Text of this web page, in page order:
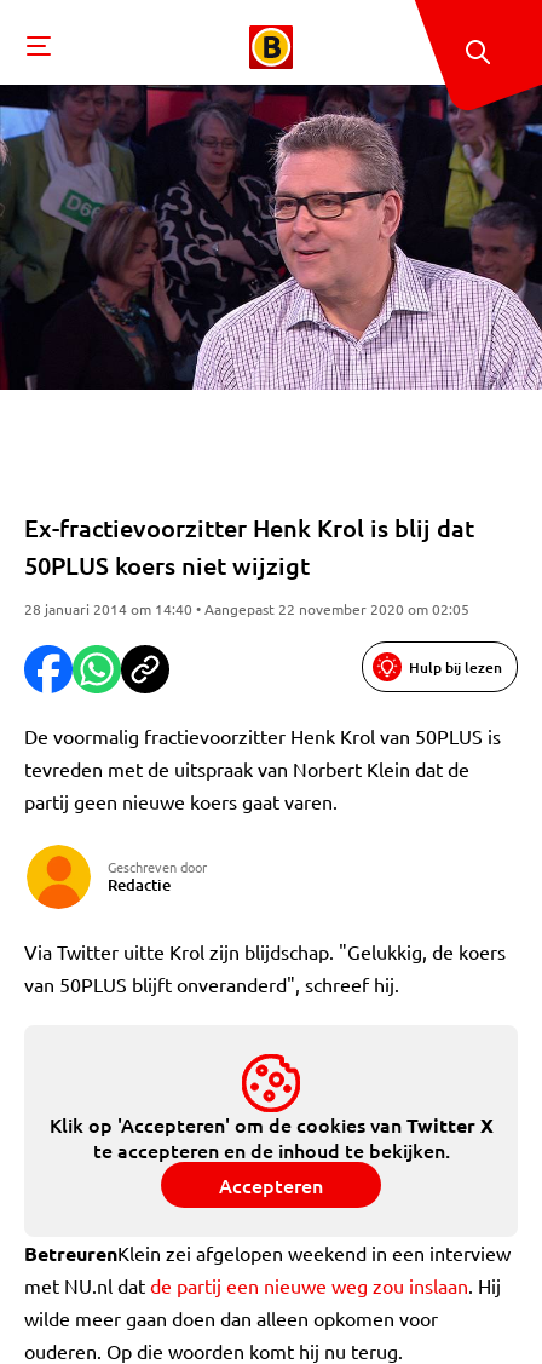
Ex-fractievoorzitter Henk Krol is blij dat
50PLUS koers niet wijzigt
28 januari 2014 om 14:40 • Aangepast 22 november 2020 om 02:05
Hulp bij lezen
De voormalig fractievoorzitter Henk Krol van 50PLUS is
tevreden met de uitspraak van Norbert Klein dat de
partij geen nieuwe koers gaat varen.
Geschreven door
Redactie
Via Twitter uitte Krol zijn blijdschap. "Gelukkig, de koers
van 50PLUS blijft onveranderd", schreef hij.
Klik op 'Accepteren' om de cookies vanTwitter X
te accepteren en de inhoud te bekijken.
Accepteren
BetreurenKlein zei afgelopen weekend in een interview
met NU.nl dat de partij een nieuwe weg zou inslaan. Hij
wilde meer gaan doen dan alleen opkomen voor
ouderen. Op die woorden komt hij nu terug.